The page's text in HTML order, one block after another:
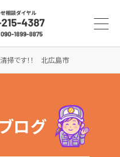
掃です！！ 北広島市
ログ